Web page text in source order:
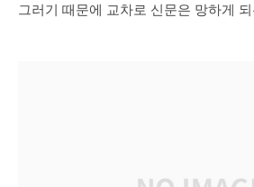
그러기 때문에 교차로 신문은 망하게